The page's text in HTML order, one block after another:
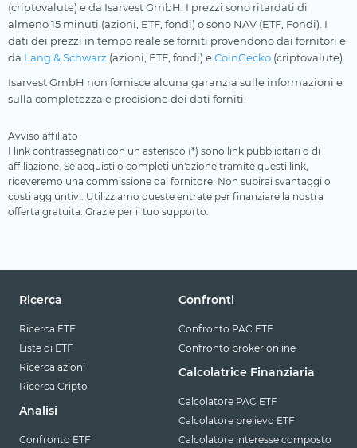
(criptovalute) e da Isarvest GmbH. I prezzi sono ritardati di
almeno 15 minuti (azioni, ETF, fondi) o sono NAV (ETF, Fondi). I
dati dei prezzi in tempo reale se forniti provendono dai fornitori e
da Lang & Schwarz (azioni, ETF, fondi) eCoinGecko (criptovalute).
Isarvest GmbH non fornisce alcuna garanzia sulle informazioni e
sulla completezza e precisione dei dati forniti.
Avviso affiliato
I link contrassegnati con un asterisco (*) sono link pubblicitari o di
affiliazione. Se acquisti o completi un'azione tramite questi link,
riceveremo una commissione dal fornitore. Non subirai svantaggi o
costi aggiuntivi. Utilizziamo queste entrate per finanziare la nostra
offerta gratuita. Grazie per il tuo supporto.
Ricerca
Ricerca ETF
Liste di ETF
Ricerca azioni
Ricerca Cripto
Analisi
Confronto ETF
Confronti
Confronto PAC ETF
Confronto broker online
Calcolatrice Finanziaria
Calcolatore PAC ETF
Calcolatore prelievo ETF
Calcolatore interesse composto